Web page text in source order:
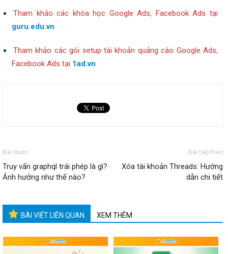
Tham khảo các khóa học Google Ads, Facebook Ads tại
guru.edu.vn
Tham khảo các gói setup tài khoản quảng cáo Google Ads,
Facebook Ads tại 1ad.vn
Bài trước
Truy vấn graphql trái phép là gì?
Ảnh hưởng như thế nào?
Bài tiếp theo
Xóa tài khoản Threads: Hướng
dẫn chi tiết
BÀI VIẾT LIÊN QUAN XEM THÊM